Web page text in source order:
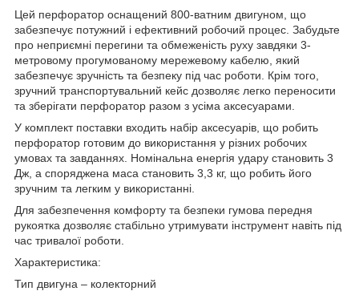
Цей перфоратор оснащений 800-ватним двигуном, що
забезпечує потужний і ефективний робочий процес. Забудьте
про неприємні перегини та обмеженість руху завдяки 3-
метровому прогумованому мережевому кабелю, який
забезпечує зручність та безпеку під час роботи. Крім того,
зручний транспортувальний кейс дозволяє легко переносити
та зберігати перфоратор разом з усіма аксесуарами.
У комплект поставки входить набір аксесуарів, що робить
перфоратор готовим до використання у різних робочих
умовах та завданнях. Номінальна енергія удару становить 3
Дж, а споряджена маса становить 3,3 кг, що робить його
зручним та легким у використанні.
Для забезпечення комфорту та безпеки гумова передня
рукоятка дозволяє стабільно утримувати інструмент навіть під
час тривалої роботи.
Характеристика:
Тип двигуна – колекторний